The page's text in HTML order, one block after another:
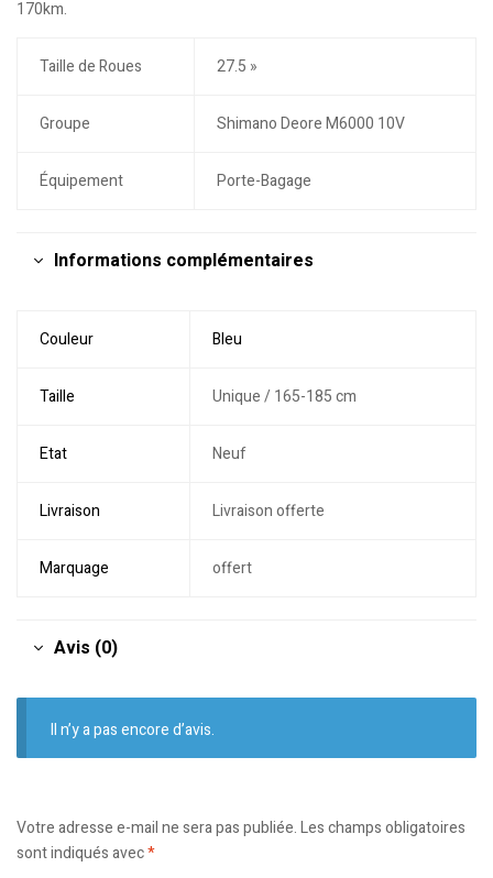
170km.
Taille de Roues 27.5 »
Groupe Shimano Deore M6000 10V
Équipement Porte-Bagage
Informations complémentaires
Couleur Bleu
Taille Unique / 165-185 cm
Etat Neuf
Livraison Livraison offerte
Marquage offert
Avis (0)
Il n’y a pas encore d’avis.
Votre adresse e-mail ne sera pas publiée.Les champs obligatoires
sont indiqués avec*